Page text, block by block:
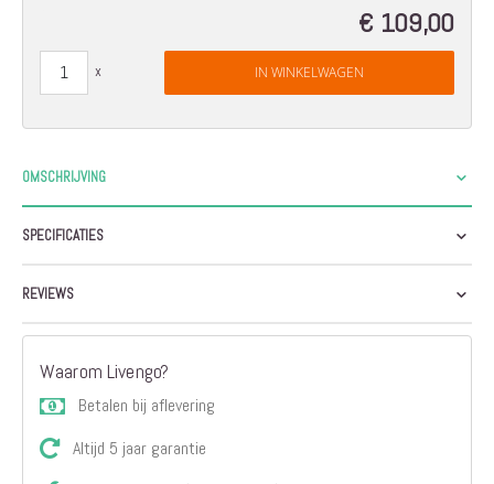
€ 109,00
IN WINKELWAGEN
OMSCHRIJVING
SPECIFICATIES
REVIEWS
Waarom Livengo?
Betalen bij aflevering
Altijd 5 jaar garantie